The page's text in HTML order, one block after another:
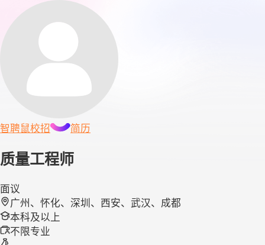
智聘鼠校招 简历
质量工程师
面议
广州、怀化、深圳、西安、武汉、成都
本科及以上
不限专业